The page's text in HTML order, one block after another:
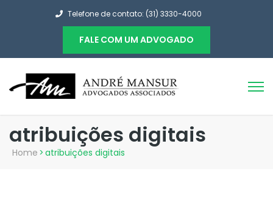
Telefone de contato: (31) 3330-4000
FALE COM UM ADVOGADO
atribuições digitais
Home > atribuições digitais